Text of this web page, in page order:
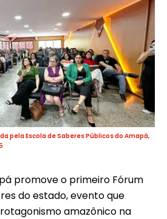
pela Escola de Saberes Públicos do Amapá,
promove o primeiro Fórum
do estado, evento que
amazônico na